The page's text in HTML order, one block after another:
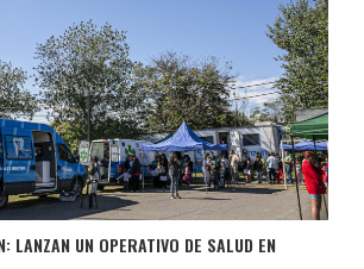
LANZAN UN OPERATIVO DE SALUD EN